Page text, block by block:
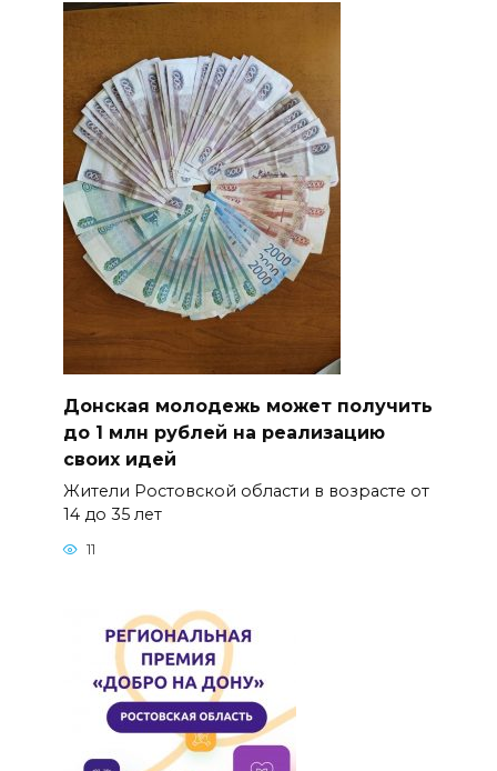
Донская молодежь может получить
до 1 млн рублей на реализацию
своих идей
Жители Ростовской области в возрасте от
14 до 35 лет
11